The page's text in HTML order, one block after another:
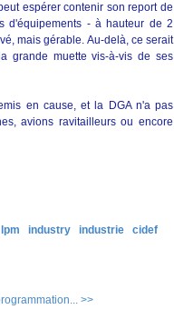
espérer contenir son report de
d'équipements - à hauteur de 2
mais gérable. Au-delà, ce serait
grande muette vis-à-vis de ses
en cause, et la DGA n'a pas
avions ravitailleurs ou encore
lpm industry industrie
cidef
>>